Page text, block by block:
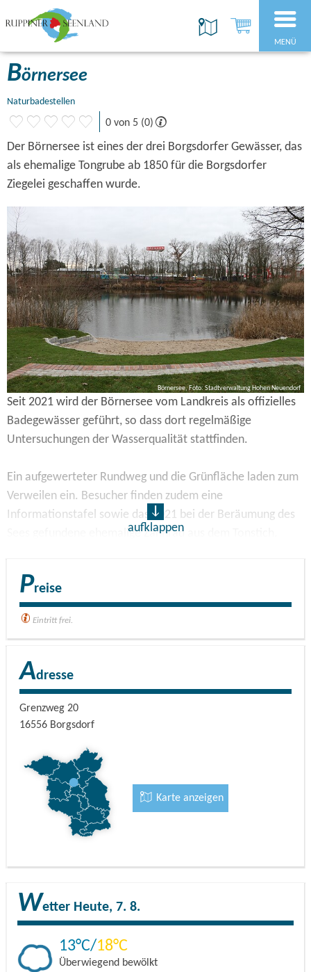
MENÜ
Börnersee
Naturbadestellen
0 von 5 (0)
Der Börnersee ist eines der drei Borgsdorfer Gewässer, das
als ehemalige Tongrube ab 1850 für die Borgsdorfer
Ziegelei geschaffen wurde.
Börnersee, Foto: Stadtverwaltung Hohen Neuendorf
Seit 2021 wird der Börnersee vom Landkreis als offizielles
Badegewässer geführt, so dass dort regelmäßige
Untersuchungen der Wasserqualität stattfinden.
Ein aufgewerteter Rundweg und die Grünfläche laden zum
Verweilen ein. Besucher finden zudem eine
Informationstafel sowie das 2021 bei der Beräumung des
Sees gefundene ehemalige Zahnrad aus dem Tonstich.
aufklappen
Preise
Eintritt frei.
Adresse
Grenzweg 20
16556 Borgsdorf
Karte anzeigen
Wetter Heute, 7. 8.
13 18
Überwiegend bewölkt